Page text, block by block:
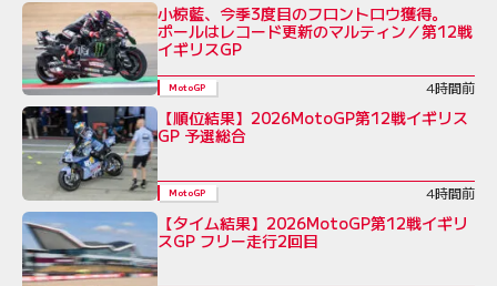
小椋藍、今季3度目のフロントロウ獲得。
ポールはレコード更新のマルティン／第12戦
イギリスGP
MotoGP 4時間前
【順位結果】2026MotoGP第12戦イギリス
GP 予選総合
MotoGP 4時間前
【タイム結果】2026MotoGP第12戦イギリ
スGP フリー走行2回目